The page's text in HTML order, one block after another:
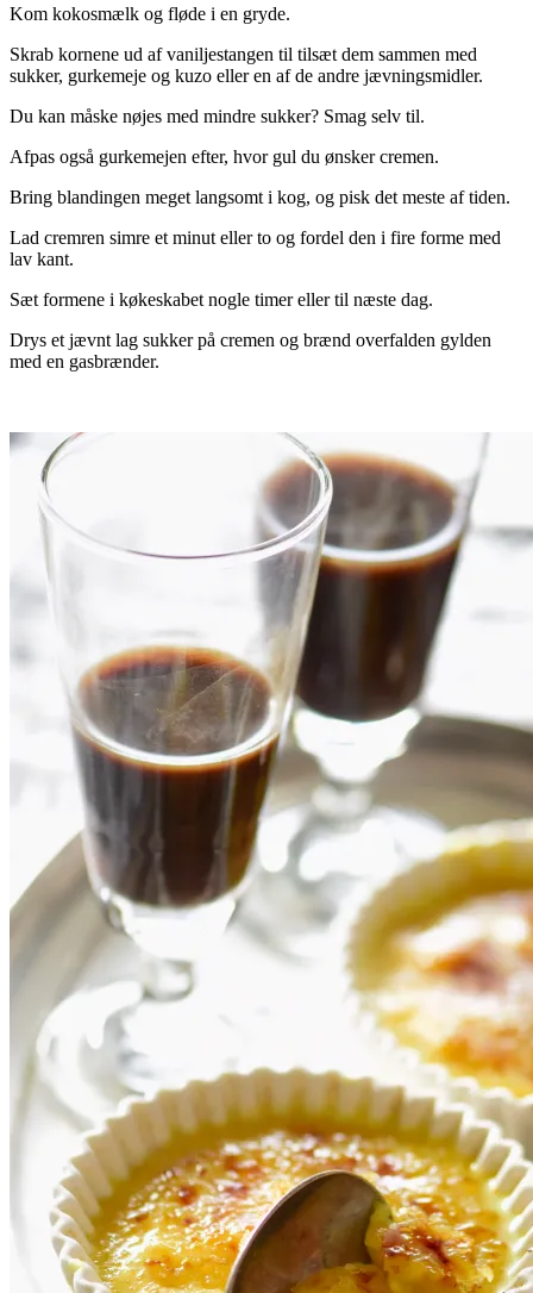
Kom kokosmælk og fløde i en gryde.
Skrab kornene ud af vaniljestangen til tilsæt dem sammen med
sukker, gurkemeje og kuzo eller en af de andre jævningsmidler.
Du kan måske nøjes med mindre sukker? Smag selv til.
Afpas også gurkemejen efter, hvor gul du ønsker cremen.
Bring blandingen meget langsomt i kog, og pisk det meste af tiden.
Lad cremren simre et minut eller to og fordel den i fire forme med
lav kant.
Sæt formene i køkeskabet nogle timer eller til næste dag.
Drys et jævnt lag sukker på cremen og brænd overfalden gylden
med en gasbrænder.